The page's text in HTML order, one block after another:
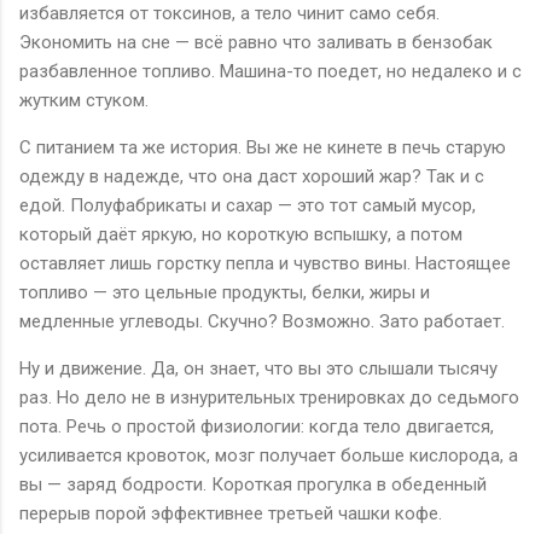
избавляется от токсинов, а тело чинит само себя.
Экономить на сне — всё равно что заливать в бензобак
разбавленное топливо. Машина-то поедет, но недалеко и с
жутким стуком.
С питанием та же история. Вы же не кинете в печь старую
одежду в надежде, что она даст хороший жар? Так и с
едой. Полуфабрикаты и сахар — это тот самый мусор,
который даёт яркую, но короткую вспышку, а потом
оставляет лишь горстку пепла и чувство вины. Настоящее
топливо — это цельные продукты, белки, жиры и
медленные углеводы. Скучно? Возможно. Зато работает.
Ну и движение. Да, он знает, что вы это слышали тысячу
раз. Но дело не в изнурительных тренировках до седьмого
пота. Речь о простой физиологии: когда тело двигается,
усиливается кровоток, мозг получает больше кислорода, а
вы — заряд бодрости. Короткая прогулка в обеденный
перерыв порой эффективнее третьей чашки кофе.